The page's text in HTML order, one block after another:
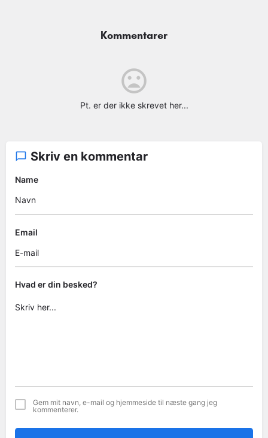
Kommentarer
Pt. er der ikke skrevet her...
Skriv en kommentar
Name
Email
Hvad er din besked?
Gem mit navn, e-mail og hjemmeside til næste gang jeg
kommenterer.